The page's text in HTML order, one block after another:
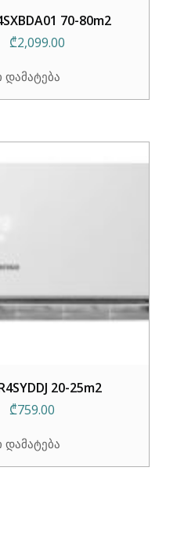
70-80m2
Original
was:
₾2,099.00Current
20-25m2
Original
was:
₾759.00Current
is: